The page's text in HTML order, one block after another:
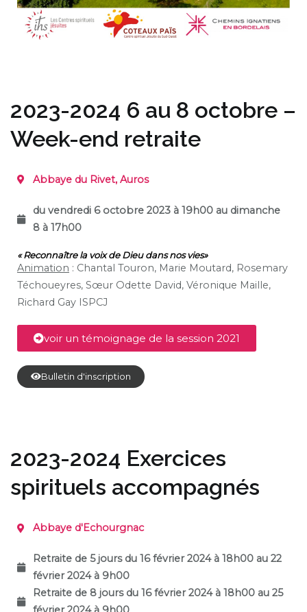
2023-2024 6 au 8 octobre –
Week-end retraite
Abbaye du Rivet, Auros
du vendredi 6 octobre 2023 à 19h00 au dimanche
8 à 17h00
« Reconnaître la voix de Dieu dans nos vies»
Animation : Chantal Touron, Marie Moutard, Rosemary
Téchoueyres, Sœur Odette David, Véronique Maille,
Richard Gay ISPCJ
voir un témoignage de la session 2021
Bulletin d'inscription
2023-2024 Exercices
spirituels accompagnés
Abbaye d'Echourgnac
Retraite de 5 jours du 16 février 2024 à 18h00 au 22
février 2024 à 9h00
Retraite de 8 jours du 16 février 2024 à 18h00 au 25